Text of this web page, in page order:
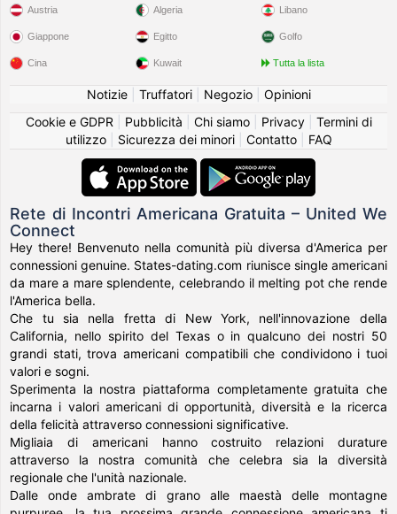
Austria
Giappone
Cina
Algeria
Egitto
Kuwait
Libano
Golfo
Tutta la lista
Notizie| Truffatori| Negozio| Opinioni
Cookie e GDPR
Pubblicità Chi siamo| Privacy| Termini di
utilizzo| Sicurezza dei minori| Contatto| FAQ
Rete di Incontri Americana Gratuita – United We
Connect
Hey there! Benvenuto nella comunità più diversa d'America per
connessioni genuine. States-dating.com riunisce single americani
da mare a mare splendente, celebrando il melting pot che rende
l'America bella.
Che tu sia nella fretta di New York, nell'innovazione della
California, nello spirito del Texas o in qualcuno dei nostri 50
grandi stati, trova americani compatibili che condividono i tuoi
valori e sogni.
Sperimenta la nostra piattaforma completamente gratuita che
incarna i valori americani di opportunità, diversità e la ricerca
della felicità attraverso connessioni significative.
Migliaia di americani hanno costruito relazioni durature
attraverso la nostra comunità che celebra sia la diversità
regionale che l'unità nazionale.
Dalle onde ambrate di grano alle maestà delle montagne